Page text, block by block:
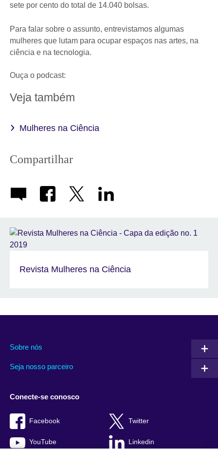
sete por cento do total de 14.040 bolsas.
Para falar sobre o assunto, entrevistamos algumas
mulheres que lutam para ocupar espaços nas artes, na
ciência e na tecnologia.
Ouça o podcast:
Veja também
Mulheres na Ciência
Compartilhar
Revista Mulheres na Ciência
Sobre nós
Seja nosso parceiro
Conecte-se conosco
Facebook Twitter
YouTube Linkedin